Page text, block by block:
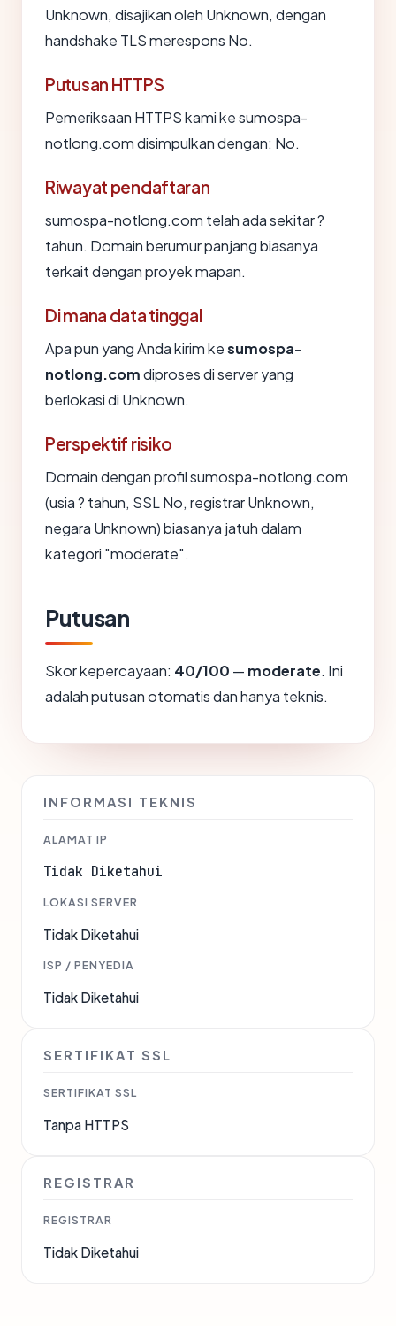
Unknown, disajikan oleh Unknown, dengan
handshake TLS merespons No.
Putusan HTTPS
Pemeriksaan HTTPS kami ke sumospa-
notlong.com disimpulkan dengan: No.
Riwayat pendaftaran
sumospa-notlong.com telah ada sekitar ?
tahun. Domain berumur panjang biasanya
terkait dengan proyek mapan.
Di mana data tinggal
Apa pun yang Anda kirim kesumospa-
notlong.comdiproses di server yang
berlokasi di Unknown.
Perspektif risiko
Domain dengan profil sumospa-notlong.com
(usia ? tahun, SSL No, registrar Unknown,
negara Unknown) biasanya jatuh dalam
kategori "moderate".
Putusan
Skor kepercayaan: 40/100 — moderate. Ini
adalah putusan otomatis dan hanya teknis.
INFORMASI TEKNIS
ALAMAT IP
Tidak Diketahui
LOKASI SERVER
Tidak Diketahui
ISP / PENYEDIA
Tidak Diketahui
SERTIFIKAT SSL
SERTIFIKAT SSL
Tanpa HTTPS
REGISTRAR
REGISTRAR
Tidak Diketahui